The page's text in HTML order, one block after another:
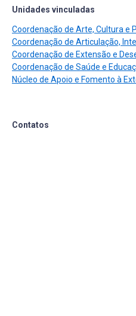
Unidades vinculadas
Coordenação de Arte, Cultura e
Coordenação de Articulação,
Coordenação de Extensão e
Coordenação de Saúde e
Núcleo de Apoio e Fomento à
Contatos